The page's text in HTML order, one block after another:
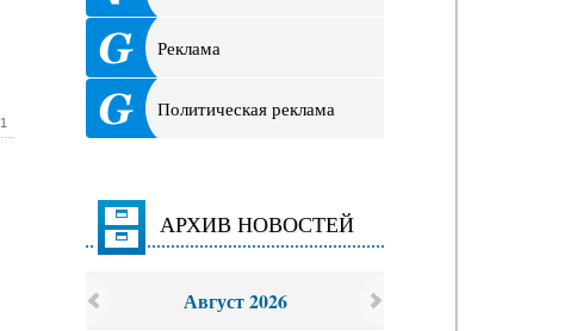
1
Реклама
Политическая реклама
АРХИВ НОВОСТЕЙ
Август 2026